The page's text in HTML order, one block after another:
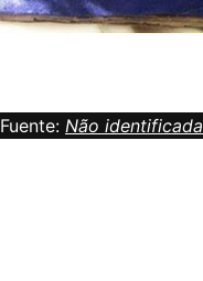
Fuente: Não identificada